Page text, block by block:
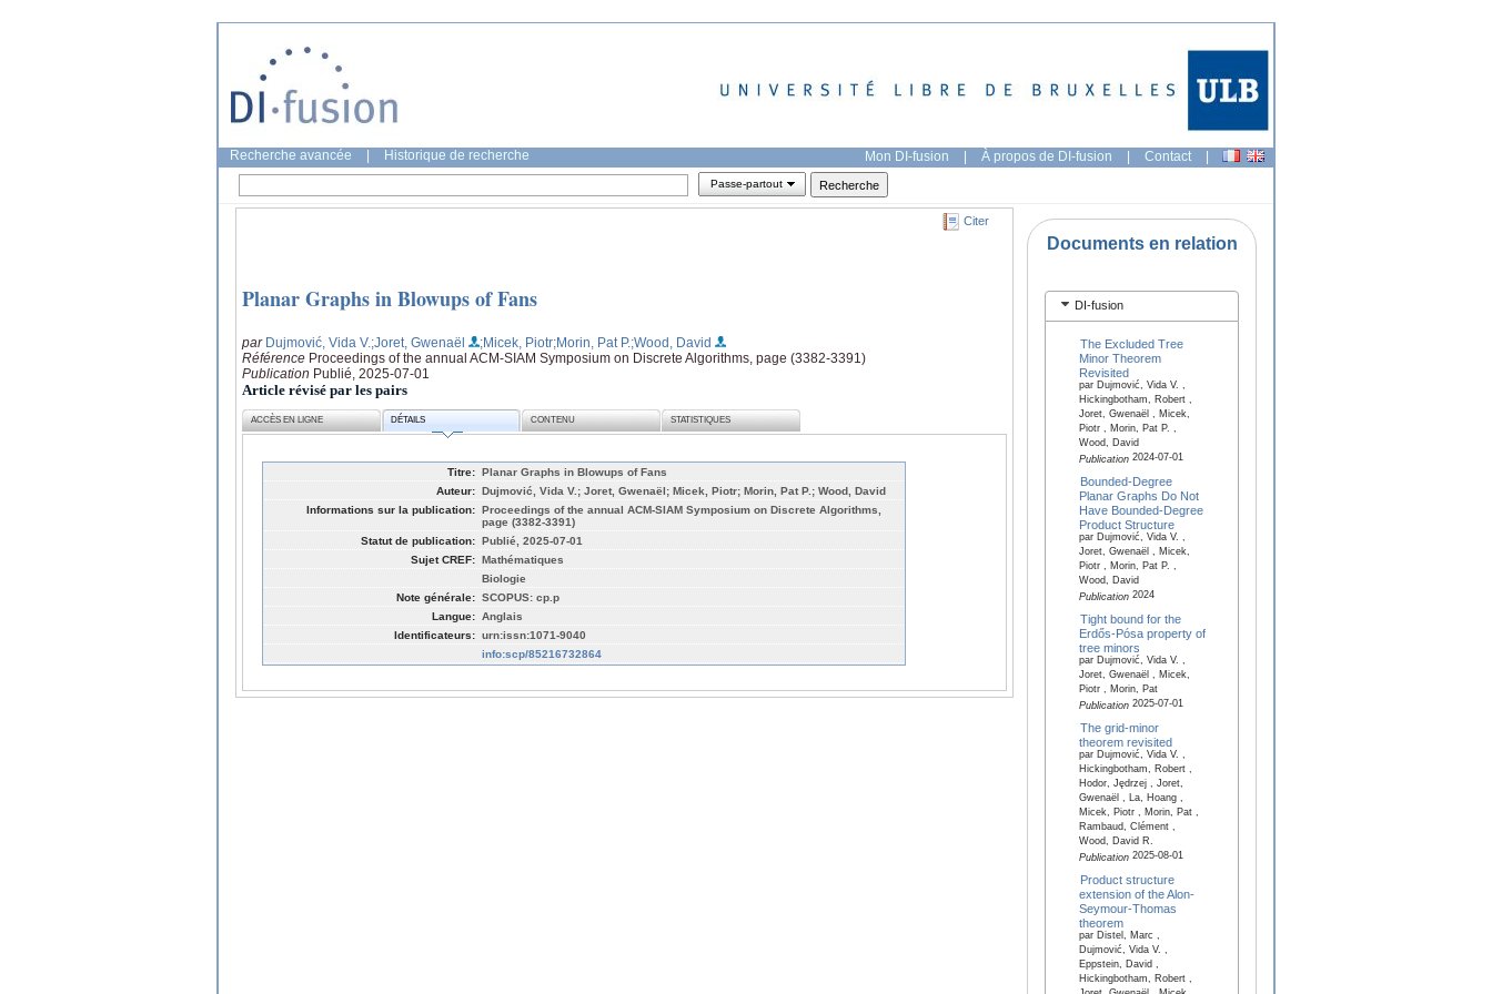
Recherche avancée Historique de recherche Mon DI-fusion | À propos de DI-fusion | Contact |
Passe-partout
Citer
Planar Graphs in Blowups of Fans
par Dujmović, Vida V. ;Joret, Gwenaël ;Micek, Piotr;Morin, Pat P.;Wood, David
Référence Proceedings of the annual ACM-SIAM Symposium on Discrete Algorithms, page (3382-3391)
Publication Publié, 2025-07-01
Article révisé par les pairs
ACCÈS EN LIGNE DÉTAILS CONTENU STATISTIQUES
Titre: Planar Graphs in Blowups of Fans
Auteur: Dujmović, Vida V.; Joret, Gwenaël; Micek, Piotr; Morin, Pat P.; Wood, David
Informations sur la publication: Proceedings of the annual ACM-SIAM Symposium on Discrete Algorithms,
page (3382-3391)
Statut de publication: Publié, 2025-07-01
Sujet CREF: Mathématiques
Biologie
Note générale: SCOPUS: cp.p
Langue: Anglais
Identificateurs: urn:issn:1071-9040
info:scp/85216732864
Documents en relation
DI-fusion
The Excluded Tree
Minor Theorem
Revisited
par Dujmović, Vida V. ,
Hickingbotham, Robert ,
Joret, Gwenaël , Micek,
Piotr , Morin, Pat P. ,
Wood, David
Publication2024-07-01
Bounded-Degree
Planar Graphs Do Not
Have Bounded-Degree
Product Structure
par Dujmović, Vida V. ,
Joret, Gwenaël , Micek,
Piotr , Morin, Pat P. ,
Wood, David
Publication2024
Tight bound for the
Erdős-Pósa property of
tree minors
par Dujmović, Vida V. ,
Joret, Gwenaël , Micek,
Piotr , Morin, Pat
Publication2025-07-01
The grid-minor
theorem revisited
par Dujmović, Vida V. ,
Hickingbotham, Robert ,
Hodor, Jędrzej , Joret,
Gwenaël , La, Hoang ,
Micek, Piotr , Morin, Pat ,
Rambaud, Clément ,
Wood, David R.
Publication2025-08-01
Product structure
extension of the Alon-
Seymour-Thomas
theorem
par Distel, Marc ,
Dujmović, Vida V. ,
Eppstein, David ,
Hickingbotham, Robert ,